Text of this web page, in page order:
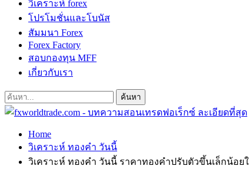
วิเคราะห์ forex
โปรโมชั่นและโบนัส
สัมมนา Forex
Forex Factory
สอบกองทุน MFF
เกี่ยวกับเรา
Home
วิเคราะห์ ทองคำ วันนี้
วิเคราะห์ ทองคำ วันนี้ ราคาทองคำปรับตัวขึ้นเล็กน้อย